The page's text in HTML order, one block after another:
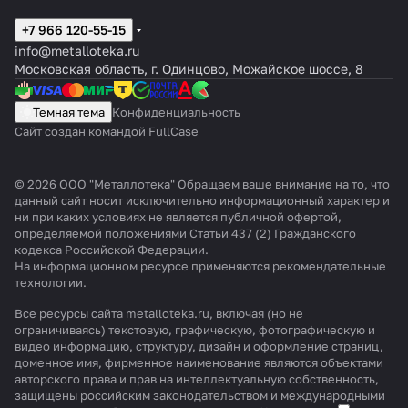
т
а
н
о
в
а
к
о
н
д
и
ц
и
о
т
а
н
о
в
а
б
р
и
з
е
р
о
в
+7 966 120-55-15
info@metalloteka.ru
Московская область, г. Одинцово, Можайское шоссе, 8
Темная тема Конфиденциальность
Сайт создан командой FullCase
© 2026 ООО "Металлотека" Обращаем ваше внимание на то, что
данный сайт носит исключительно информационный характер и
ни при каких условиях не является публичной офертой,
определяемой положениями Статьи 437 (2) Гражданского
кодекса Российской Федерации.
На информационном ресурсе применяются рекомендательные
технологии.
Все ресурсы сайта metalloteka.ru, включая (но не
ограничиваясь) текстовую, графическую, фотографическую и
видео информацию, структуру, дизайн и оформление страниц,
доменное имя, фирменное наименование являются объектами
авторского права и прав на интеллектуальную собственность,
защищены российским законодательством и международными